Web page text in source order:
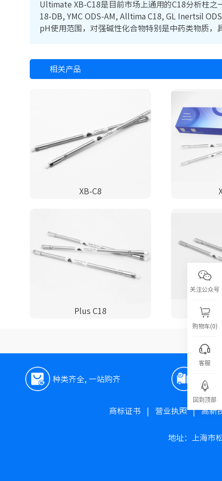
Ultimate XB-C18是目前市场上通用的C18分析柱
18-DB, YMC ODS-AM, Alltima C18, GL Inertsil
pH使用范围，对强碱性化合物特别是中药类物质，
相关产品
XB-C8
Plus C18
种类齐全, 一站购齐 极速
商标证书 营业执照|高新
地址：上海市
关注公众号
购物车(0)
客服
回到顶部